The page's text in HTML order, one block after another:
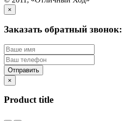
×
Заказать обратный звонок:
Отправить
×
Product title